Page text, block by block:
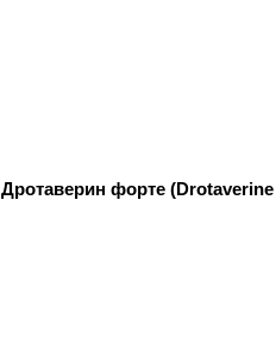
Дротаверин форте